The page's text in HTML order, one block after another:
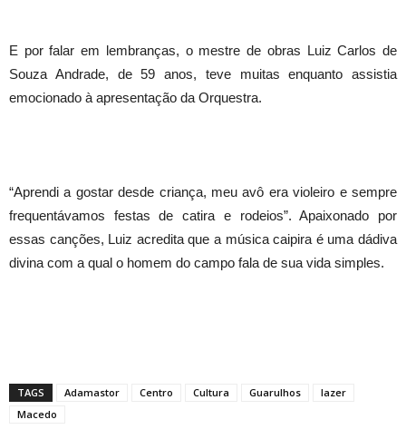
E por falar em lembranças, o mestre de obras Luiz Carlos de
Souza Andrade, de 59 anos, teve muitas enquanto assistia
emocionado à apresentação da Orquestra.
“Aprendi a gostar desde criança, meu avô era violeiro e sempre
frequentávamos festas de catira e rodeios”. Apaixonado por
essas canções, Luiz acredita que a música caipira é uma dádiva
divina com a qual o homem do campo fala de sua vida simples.
TAGS Adamastor Centro Cultura Guarulhos
lazer
Macedo